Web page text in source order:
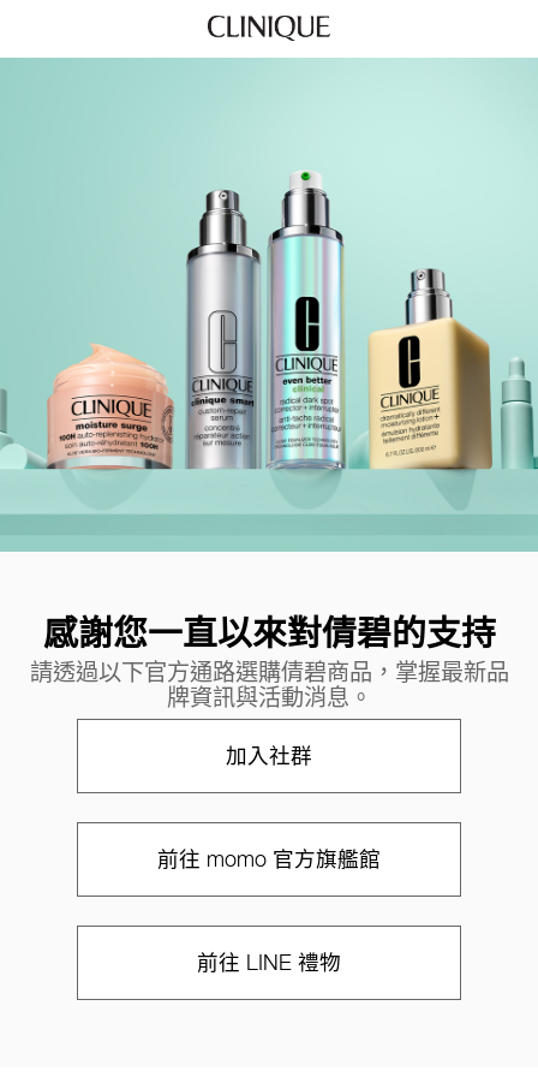
感謝您一直以來對倩碧的支持
請透過以下官方通路選購倩碧商品，掌握最新品
牌資訊與活動消息。
加入社群
前往 momo 官方旗艦館
前往 LINE 禮物